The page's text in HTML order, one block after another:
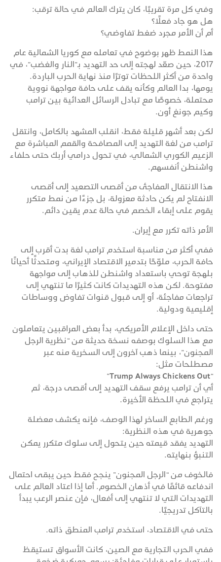
وفي كل مرة تقريبًا، كان يترك العالم في حالة ترقب:
هل هو جاد فعلًا؟
أم أن الأمر مجرد ضغط تفاوضي؟
هذا النمط ظهر بوضوح في تعامله مع كوريا الشمالية عام
2017، حين صعّد لهجته إلى حد التهديد بـ”النار والغضب”، في
واحدة من أكثر اللحظات توترًا منذ نهاية الحرب الباردة.
يومها، بدا العالم وكأنه يقف على حافة مواجهة نووية
محتملة، خصوصًا مع تبادل الرسائل العدائية بين ترامب
وكيم جونغ أون.
لكن بعد أشهر قليلة فقط، انقلب المشهد بالكامل، وانتقل
ترامب من لغة التهديد إلى المصافحة والقمم المباشرة مع
الزعيم الكوري الشمالي، في تحول درامي أربك حتى حلفاء
واشنطن أنفسهم.
هذا الانتقال المفاجئ من أقصى التصعيد إلى أقصى
الانفتاح لم يكن حادثة معزولة، بل جزءًا من نمط متكرر
يقوم على إبقاء الخصم في حالة عدم يقين دائم.
الأمر ذاته تكرر مع إيران.
ففي أكثر من مناسبة استخدم ترامب لغة بدت أقرب إلى
حافة الحرب، ملوّحًا بتدمير الاقتصاد الإيراني، ومتحدثًا أحيانًا
بلهجة توحي باستعداد واشنطن للذهاب إلى مواجهة
مفتوحة. لكن هذه التهديدات كانت كثيرًا ما تنتهي إلى
تراجعات مفاجئة، أو إلى قبول قنوات تفاوض ووساطات
إقليمية ودولية.
حتى داخل الإعلام الأمريكي، بدأ بعض المراقبين يتعاملون
مع هذا السلوك بوصفه نسخة حديثة من “نظرية الرجل
المجنون”، بينما ذهب آخرون إلى السخرية منه عبر
مصطلحات مثل:
“Trump Always Chickens Out”
أي أن ترامب يرفع سقف التهديد إلى أقصى درجة، ثم
يتراجع في اللحظة الأخيرة.
ورغم الطابع الساخر لهذا الوصف، فإنه يكشف معضلة
جوهرية في هذه النظرية:
التهديد يفقد قيمته حين يتحول إلى سلوك متكرر يمكن
التنبؤ بنهايته.
فالخوف من “الرجل المجنون” ينجح فقط حين يبقى احتمال
اندفاعه قائمًا في أذهان الخصوم. أما إذا اعتاد العالم على
التهديدات التي لا تنتهي إلى أفعال، فإن عنصر الرعب يبدأ
بالتآكل تدريجيًا.
حتى في الاقتصاد، استخدم ترامب المنطق ذاته.
ففي الحرب التجارية مع الصين، كانت الأسواق تستيقظ